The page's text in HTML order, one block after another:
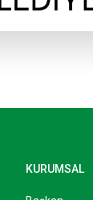
KURUMSAL